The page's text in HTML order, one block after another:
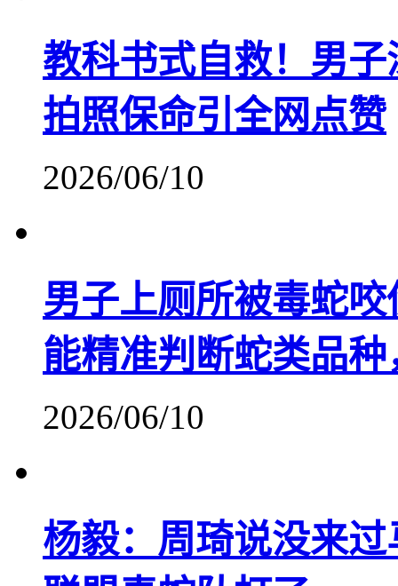
教科书式自救！男
拍照保命引全网点赞
2026/06/10
男子上厕所被毒蛇
能精准判断蛇类品
2026/06/10
杨毅：周琦说没来